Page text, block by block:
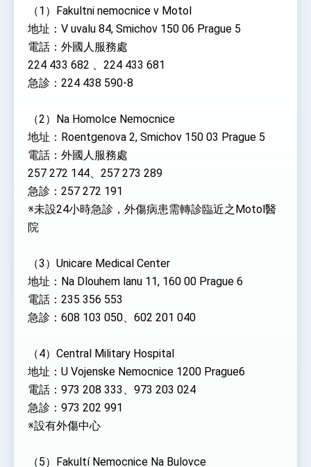
（1）Fakultni nemocnice v Motol
地址：V uvalu 84, Smichov 150 06 Prague 5
電話：外國人服務處
224 433 682 、224 433 681
急診：224 438 590-8
（2）Na Homolce Nemocnice
地址：Roentgenova 2, Smichov 150 03 Prague 5
電話：外國人服務處
257 272 144、257 273 289
急診：257 272 191
※未設24小時急診，外傷病患需轉診臨近之Motol醫
院
（3）Unicare Medical Center
地址：Na Dlouhem lanu 11, 160 00 Prague 6
電話：235 356 553
急診：608 103 050、602 201 040
（4）Central Military Hospital
地址：U Vojenske Nemocnice 1200 Prague6
電話：973 208 333、973 203 024
急診：973 202 991
※設有外傷中心
（5）Fakultí Nemocnice Na Bulovce